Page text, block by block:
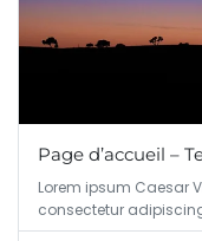
Page d’accueil –
Lorem ipsum Caesar
consectetur